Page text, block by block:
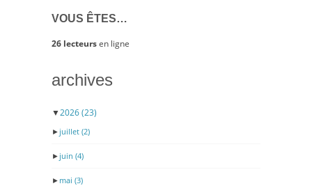
VOUS ÊTES…
26 lecteursen ligne
archives
▼2026(23)
► juillet (2)
► juin (4)
► mai (3)